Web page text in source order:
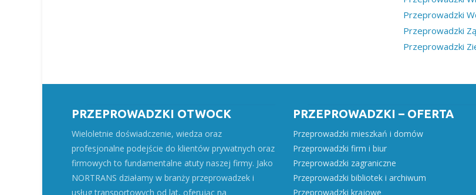
Przeprowadzki
Przeprowadzki
Przeprowadzki
PRZEPROWADZKI OTWOCK
Wieloletnie doświadczenie, wiedza oraz
profesjonalne podejście do klientów prywatnych oraz
firmowych to fundamentalne atuty naszej firmy. Jako
NORTRANS działamy w branży przeprowadzek i
usług transportowych od lat, oferując na
PRZEPROWADZKI – OFERTA
Przeprowadzki mieszkań i domów
Przeprowadzki firm i biur
Przeprowadzki zagraniczne
Przeprowadzki bibliotek i archiwum
Przeprowadzki krajowe